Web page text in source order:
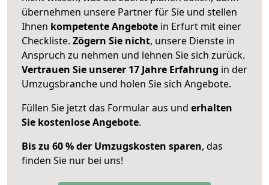
übernehmen unsere Partner für Sie und stellen
Ihnen kompetente Angebote in Erfurt mit einer
Checkliste. Zögern Sie nicht, unsere Dienste in
Anspruch zu nehmen und lehnen Sie sich zurück.
Vertrauen Sie unserer 17 Jahre Erfahrung in der
Umzugsbranche und holen Sie sich Angebote.
Füllen Sie jetzt das Formular aus und erhalten
Sie kostenlose Angebote.
Bis zu 60 % der Umzugskosten sparen, das
finden Sie nur bei uns!